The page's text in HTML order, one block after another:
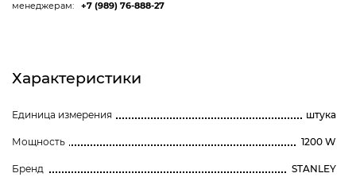
менеджерам:
+7 (989) 76-888-27
Характеристики
Единица измерения штука
Мощность 1200 W
Бренд STANLEY